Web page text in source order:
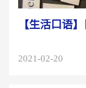
【生活口语】
2021-02-20